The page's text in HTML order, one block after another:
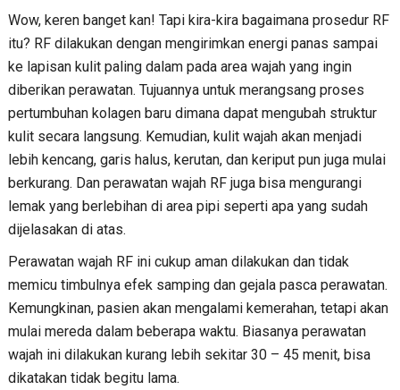
Wow, keren banget kan! Tapi kira-kira bagaimana prosedur RF
itu? RF dilakukan dengan mengirimkan energi panas sampai
ke lapisan kulit paling dalam pada area wajah yang ingin
diberikan perawatan. Tujuannya untuk merangsang proses
pertumbuhan kolagen baru dimana dapat mengubah struktur
kulit secara langsung. Kemudian, kulit wajah akan menjadi
lebih kencang, garis halus, kerutan, dan keriput pun juga mulai
berkurang. Dan perawatan wajah RF juga bisa mengurangi
lemak yang berlebihan di area pipi seperti apa yang sudah
dijelasakan di atas.
Perawatan wajah RF ini cukup aman dilakukan dan tidak
memicu timbulnya efek samping dan gejala pasca perawatan.
Kemungkinan, pasien akan mengalami kemerahan, tetapi akan
mulai mereda dalam beberapa waktu. Biasanya perawatan
wajah ini dilakukan kurang lebih sekitar 30 – 45 menit, bisa
dikatakan tidak begitu lama.